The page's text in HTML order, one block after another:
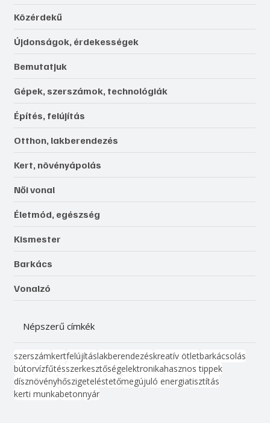
Közérdekű
Újdonságok, érdekességek
Bemutatjuk
Gépek, szerszámok, technológiák
Építés, felújítás
Otthon, lakberendezés
Kert, növényápolás
Női vonal
Életmód, egészség
Kismester
Barkács
Vonalzó
Népszerű címkék
szerszámkertfelújításlakberendezéskreatív ötletbarkácsolás
bútorvízfűtésszerkesztőségelektronikahasznos tippek
dísznövényhőszigeteléstetőmegújuló energiatisztítás
kerti munkabetonnyár